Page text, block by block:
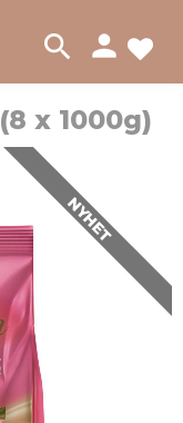
search person
x 1000g)
NYHET